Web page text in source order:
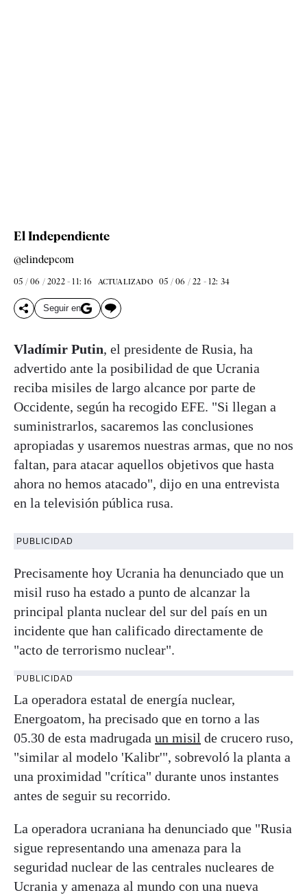
El Independiente
@elindepcom
05 / 06 / 2022 - 11: 16 ACTUALIZADO 05 / 06 / 22 - 12: 34
Seguir en
Vladímir Putin, el presidente de Rusia, ha
advertido ante la posibilidad de que Ucrania
reciba misiles de largo alcance por parte de
Occidente, según ha recogido EFE. "Si llegan a
suministrarlos, sacaremos las conclusiones
apropiadas y usaremos nuestras armas, que no nos
faltan, para atacar aquellos objetivos que hasta
ahora no hemos atacado", dijo en una entrevista
en la televisión pública rusa.
PUBLICIDAD
Precisamente hoy Ucrania ha denunciado que un
misil ruso ha estado a punto de alcanzar la
principal planta nuclear del sur del país en un
incidente que han calificado directamente de
"acto de terrorismo nuclear".
PUBLICIDAD
La operadora estatal de energía nuclear,
Energoatom, ha precisado que en torno a las
05.30 de esta madrugada un misil de crucero ruso,
"similar al modelo 'Kalibr'", sobrevoló la planta a
una proximidad "crítica" durante unos instantes
antes de seguir su recorrido.
La operadora ucraniana ha denunciado que "Rusia
sigue representando una amenaza para la
seguridad nuclear de las centrales nucleares de
Ucrania y amenaza al mundo con una nueva